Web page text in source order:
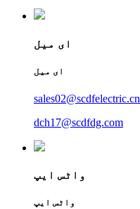
ای میل
ای میل
sales02@scdfelectric.cn
dch17@scdfdg.com
واٹس ایپ
واٹس ایپ